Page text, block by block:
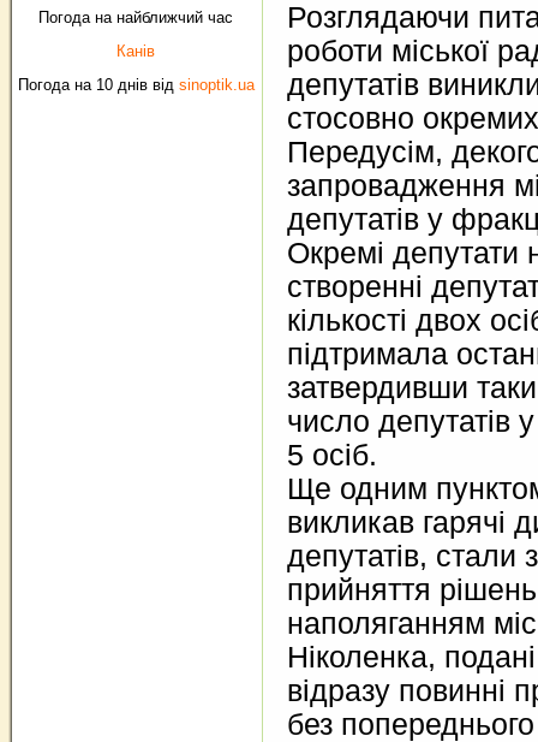
Погода на найближчий час
Канів
Погода на 10 днів від sinoptik.ua
Розглядаючи
роботи міської
депутатів
стосовно
Передусім,
запровадження
депутатів у
Окремі депутати
створенні
кількості двох
підтримала
затвердивши
число депутатів
5 осіб.
Ще одним
викликав гарячі
депутатів, стали
прийняття
наполяганням
Ніколенка,
відразу повинні
без